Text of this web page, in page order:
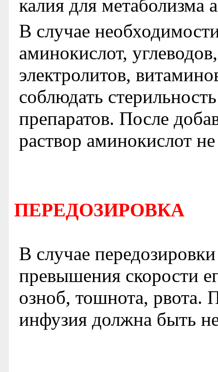
калия для метаболизма
В случае
аминокислот,
электролитов,
соблюдать
препаратов. После
раствор аминокислот
ПЕРЕДОЗИРОВКА
В случае
превышения скорости
озноб, тошнота, рвота.
инфузия должна быть